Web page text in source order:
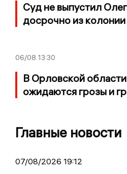
Суд не выпустил
досрочно из колонии
06/08 13:30
В Орловской
ожидаются грозы и
Главные новости
07/08/2026 19:12